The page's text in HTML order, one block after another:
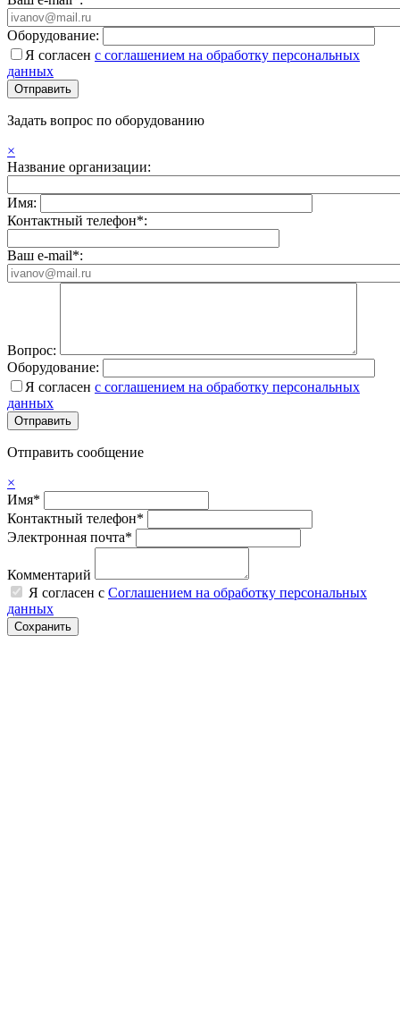
Оборудование:
Я согласен с соглашением на обработку персональных
данных
Задать вопрос по оборудованию
×
Название организации:
Имя:
Контактный телефон*:
Ваш e-mail*:
Вопрос:
Оборудование:
Я согласен с соглашением на обработку персональных
данных
Отправить сообщение
×
Имя*
Контактный телефон*
Электронная почта*
Комментарий
Я согласен с Соглашением на обработку персональных
данных